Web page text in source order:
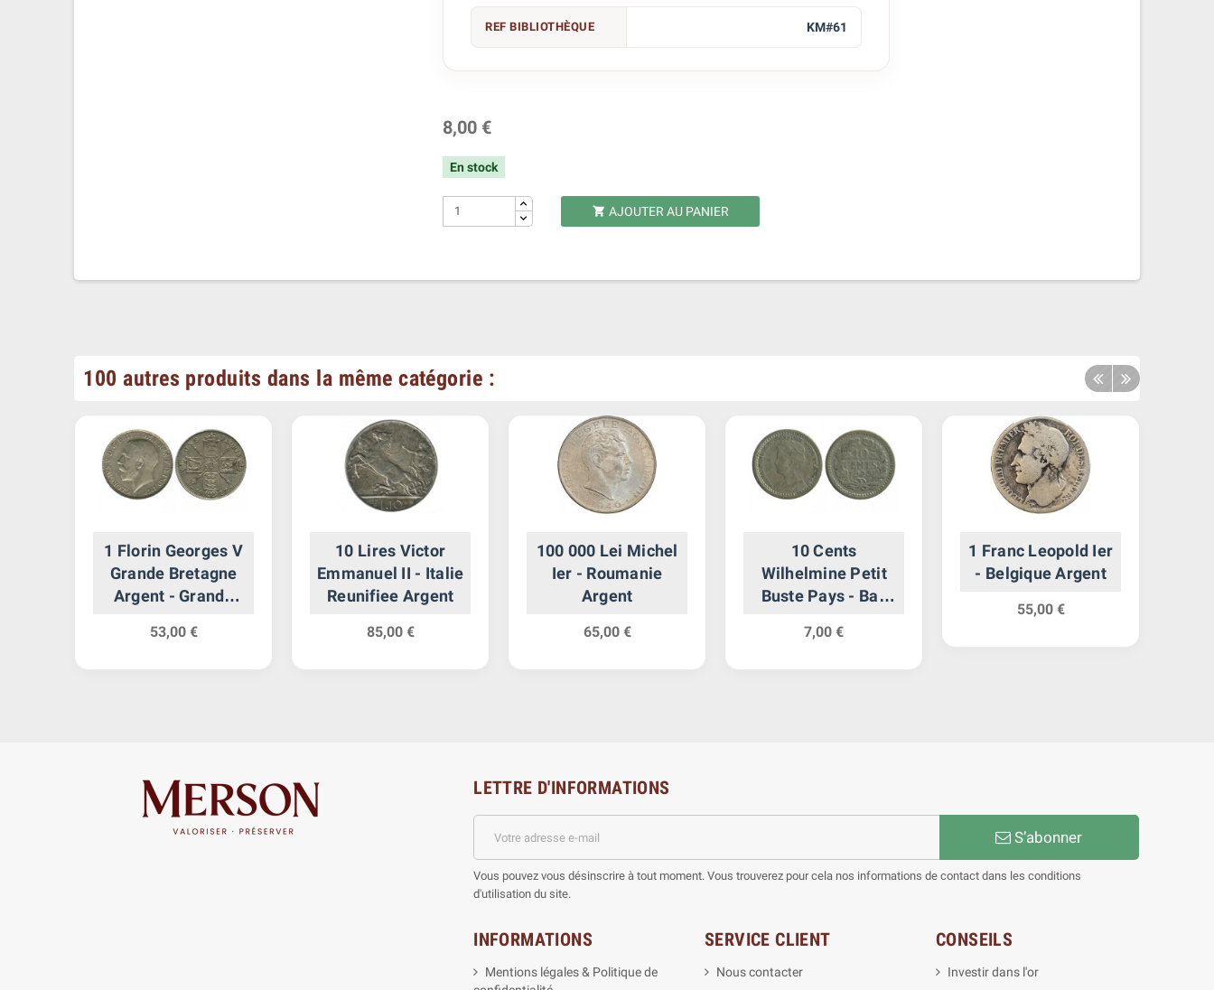
REF BIBLIOTHÈQUE KM#61
8,00 €
En stock
 AJOUTER AU PANIER
100 autres produits dans la même catégorie :
1 Florin Georges V
Grande Bretagne
Argent - Grande
53,00 €
10 Lires Victor
Emmanuel II - Italie
Reunifiee Argent
85,00 €
100 000 Lei Michel
Ier - Roumanie
Argent
65,00 €
10 Cents
Wilhelmine Petit
Buste Pays - Bas
7,00 €
1 Franc Leopold Ier
- Belgique Argent
55,00 €
LETTRE D'INFORMATIONS
S’abonner
Vous pouvez vous désinscrire à tout moment. Vous trouverez pour cela nos informations de contact dans les conditions
d'utilisation du site.
INFORMATIONS
Mentions légales & Politique de
SERVICE CLIENT
Nous contacter
CONSEILS
Investir dans l'or